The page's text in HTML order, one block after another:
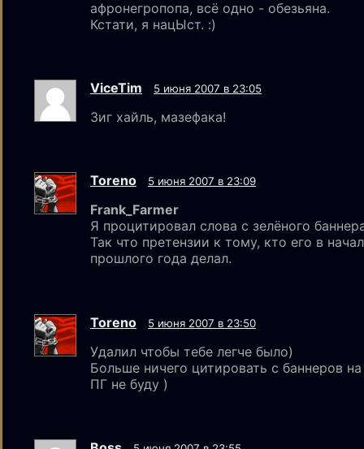
афронегропопа, всё одно - обезьяна.
Кстати, я нацЫст. :)
ViceTim 5 июня 2007 в 23:05
Зиг хайль, мазефака!
Toreno 5 июня 2007 в 23:09
Frank_Farmer
Я процитировал слова с зелёного
Так что претензии к тому, кто его в
прошлого года делал.
Toreno 5 июня 2007 в 23:50
Удалил чтобы тебе легче было)
Больше ничего цитировать с баннеров на
ПГ не буду )